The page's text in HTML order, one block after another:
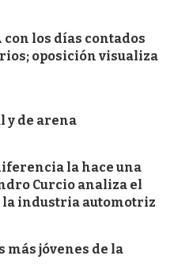
con los días contados
oposición visualiza
y de arena
la hace una
Curcio analiza el
la industria automotriz
más jóvenes de la